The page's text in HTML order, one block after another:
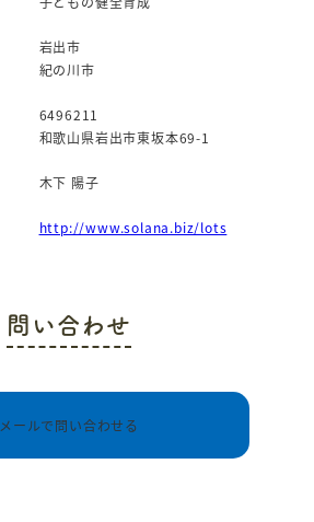
岩出市
紀の川市
6496211
和歌山県岩出市東坂本69-1
木下 陽子
http://www.solana.biz/lots
問い合わせ
メールで問い合わせる